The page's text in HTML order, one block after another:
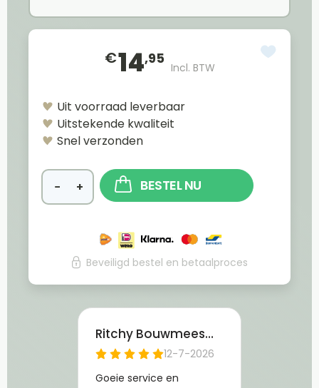
€14,95
Incl. BTW
Uit voorraad leverbaar
Uitstekende kwaliteit
Snel verzonden
− + BESTEL NU
Beveiligd bestel en betaalproces